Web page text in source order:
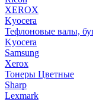
XEROX
Kyocera
Тефлоновые валы,
Kyocera
Samsung
Xerox
Тонеры Цветные
Sharp
Lexmark